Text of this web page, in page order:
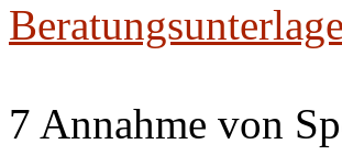
7 Annahme von